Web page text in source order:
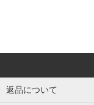
返品について